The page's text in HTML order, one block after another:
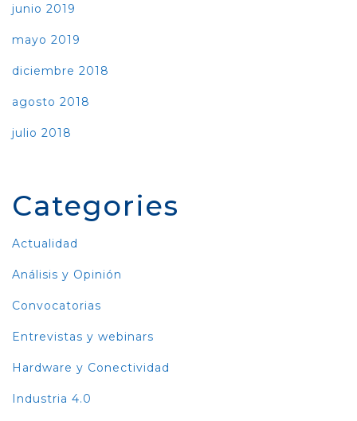
junio 2019
mayo 2019
diciembre 2018
agosto 2018
julio 2018
Categories
Actualidad
Análisis y Opinión
Convocatorias
Entrevistas y webinars
Hardware y Conectividad
Industria 4.0